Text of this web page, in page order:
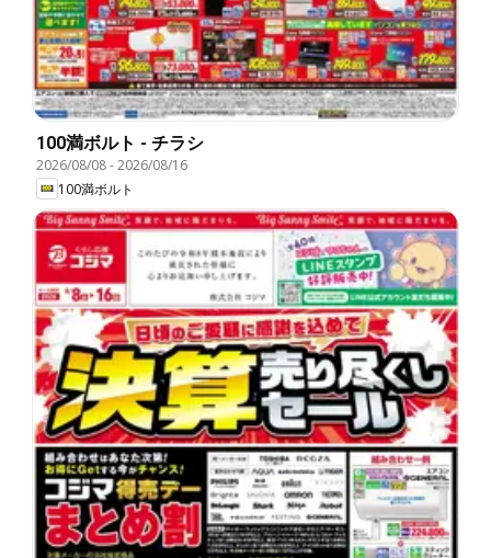
100満ボルト - チラシ
2026/08/08-2026/08/16
100満ボルト